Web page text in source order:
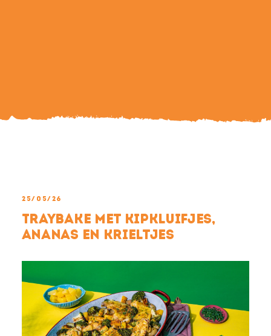
25/05/26
Traybake met Kipkluifjes,
ananas en krieltjes